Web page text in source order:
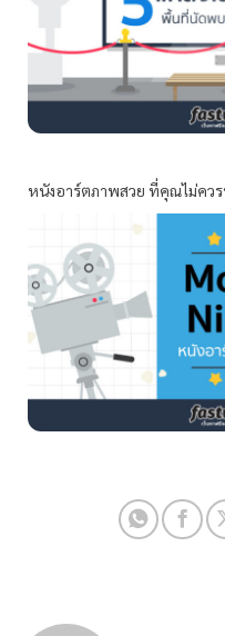
หนังอาร์ตภาพสวย ที่คุณไม่คว